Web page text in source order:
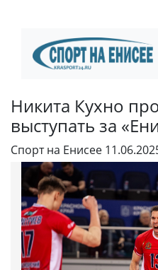
Никита Кухно
выступать за
Спорт на Енисее